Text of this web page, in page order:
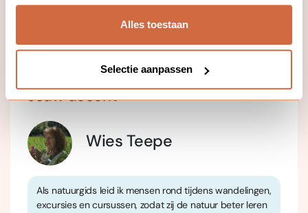
Alles toestaan
Selectie aanpassen
Alvast benieuwd naar meer? Neem dan een kijkje
www.etenuitdenatuur.nl
Jouw docent
Wies Teepe
Als natuurgids leid ik mensen rond tijdens wandelingen,
excursies en cursussen, zodat zij de natuur beter leren